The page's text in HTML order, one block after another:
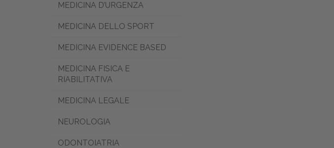
MEDICINA D’URGENZA
MEDICINA DELLO SPORT
MEDICINA EVIDENCE BASED
MEDICINA FISICA E
RIABILITATIVA
MEDICINA LEGALE
NEUROLOGIA
ODONTOIATRIA